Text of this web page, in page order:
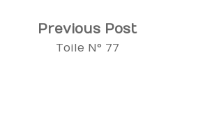
Navigation
de
Previous PostPrevious
Toile N° 77